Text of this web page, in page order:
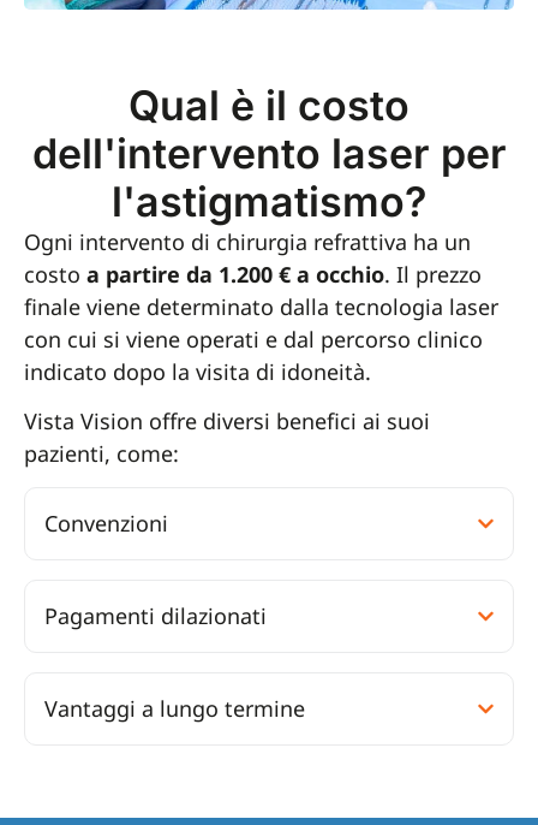
Qual è il costo
dell'intervento laser per
l'astigmatismo?
Ogni intervento di chirurgia refrattiva ha un
costo a partire da 1.200 € a occhio. Il prezzo
finale viene determinato dalla tecnologia laser
con cui si viene operati e dal percorso clinico
indicato dopo la visita di idoneità.
Vista Vision offre diversi benefici ai suoi
pazienti, come:
Convenzioni
Pagamenti dilazionati
Vantaggi a lungo termine